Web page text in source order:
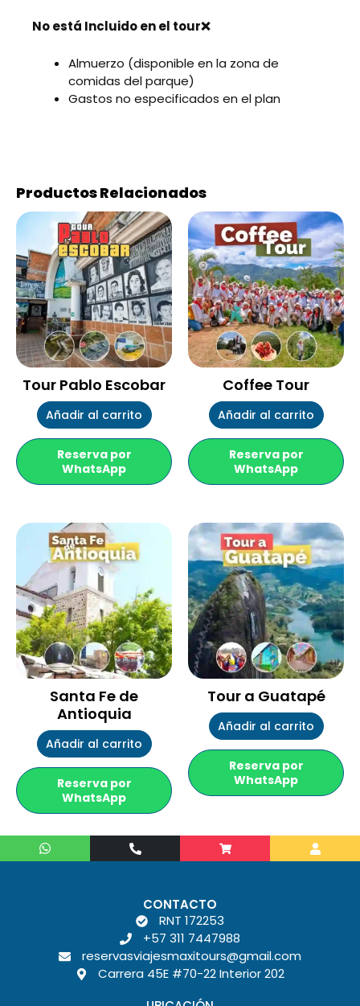
No está Incluido en el tour❌
Almuerzo (disponible en la zona de
comidas del parque)
Gastos no especificados en el plan
Productos Relacionados
Tour Pablo Escobar
Añadir al carrito
Reserva por
WhatsApp
Coffee Tour
Añadir al carrito
Reserva por
WhatsApp
Santa Fe de
Antioquia
Añadir al carrito
Reserva por
WhatsApp
Tour a Guatapé
Añadir al carrito
Reserva por
WhatsApp
W
h
a
P
h
o
a
l
S
h
o
-
c
a
r
U
s
e
CONTACTO
RNT 172253
+57 311 7447988
reservasviajesmaxitours@gmail.com
Carrera 45E #70-22 Interior 202